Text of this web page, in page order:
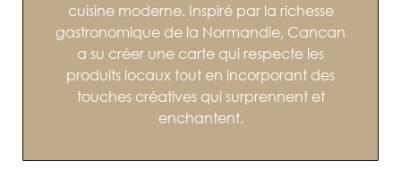
cuisine moderne. Inspiré par la richesse
gastronomique de la Normandie, Cancan
a su créer une carte qui respecte les
produits locaux tout en incorporant des
touches créatives qui surprennent et
enchantent.